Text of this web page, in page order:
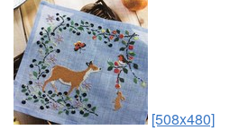
[508x480]